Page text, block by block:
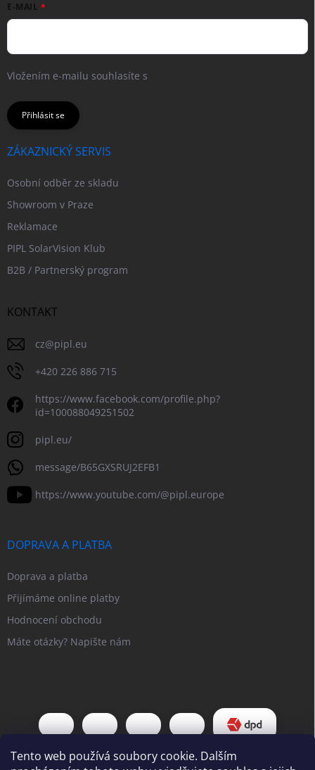
Tento web používá soubory cookie. Dalším
E-MAIL
Vložením e-mailu souhlasíte s
Přihlásit se
ZÁKAZNICKÝ SERVIS
Osobní odběr ze skladu
Showroom v Praze
Reklamace
PIPL SolarVision Klub
B2B / Partnerský program
KONTAKT
cz@pipl.eu
+420 226 886 715
https://www.facebook.com/profile.php?
id=100088049251502
pipl.eu/
message/B65GXSRUJ2EFB1
https://www.youtube.com/@pipl.europe
DOPRAVA A PLATBA
Doprava a platba
Přijímáme online platby
Hodnocení obchodu
Máte otázky? Napište nám